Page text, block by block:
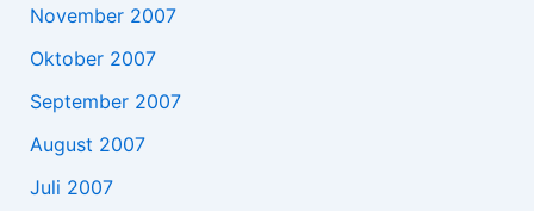
November 2007
Oktober 2007
September 2007
August 2007
Juli 2007